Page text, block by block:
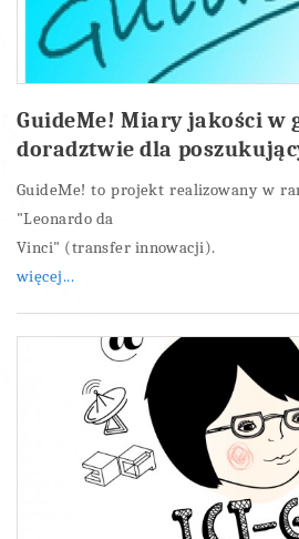
GuideMe! Miary jakości w
doradztwie dla
GuideMe! to projekt realizowany w
"Leonardo da
Vinci" (transfer innowacji).
więcej...